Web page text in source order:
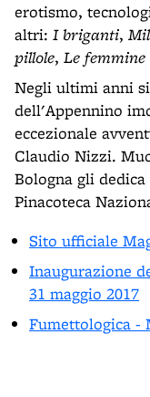
erotismo,
altri: I briganti,
pillole, Le
Negli ultimi anni
dell'Appennino
eccezionale
Claudio Nizzi.
Bologna gli
Pinacoteca
Sito ufficiale
Inaugurazione
31 maggio 2017
Fumettologica -